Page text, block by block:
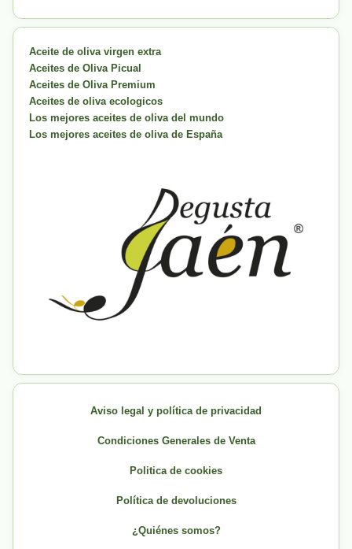
Aceite de oliva virgen extra
Aceites de Oliva Picual
Aceites de Oliva Premium
Aceites de oliva ecologicos
Los mejores aceites de oliva del mundo
Los mejores aceites de oliva de España
Aviso legal y política de privacidad
Condiciones Generales de Venta
Politica de cookies
Política de devoluciones
¿Quiénes somos?